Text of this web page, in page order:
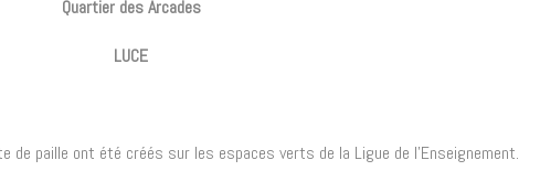
Quartier des Arcades
LUCE
de paille ont été créés sur les espaces verts de la Ligue de l'Enseignement.